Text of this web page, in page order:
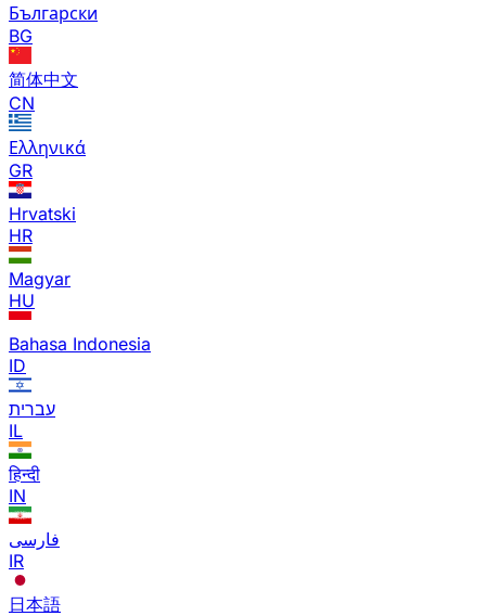
Български
BG
简体中文
CN
Ελληνικά
GR
Hrvatski
HR
Magyar
HU
Bahasa Indonesia
ID
עברית
IL
हिन्दी
IN
فارسی
IR
日本語